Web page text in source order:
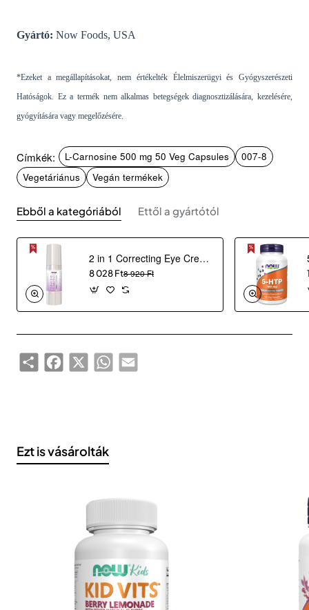
Gyártó: Now Foods, USA
*Ezeket a megállapításokat, nem értékelték Élelmiszerügyi és Gyógyszerészeti
Hatóságok. Ez a termék nem alkalmas betegségek diagnosztizálására, kezelésére,
gyógyítására vagy megelőzésére.
Címkék: L-Carnosine 500 mg 50 Veg Capsules
007-8
Vegetáriánus
Vegán termékek
Ebből a kategóriából Ettől a gyártótól
2 in 1 Correcting Eye Cream (30 ml)
8 028 Ft8 920 Ft
ShareFacebook
X WhatsAppEmail
Ezt is vásárolták